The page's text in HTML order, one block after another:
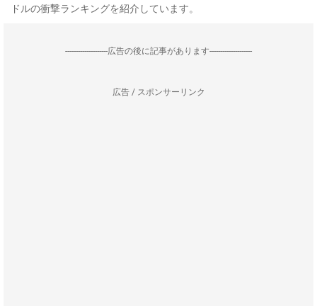
ドルの衝撃ランキングを紹介しています。
--------------------広告の後に記事があります--------------------
広告 / スポンサーリンク